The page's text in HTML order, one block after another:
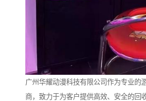
广州华耀动漫科技有限公司作为专业的
商，致力于为客户提供高效、安全的回